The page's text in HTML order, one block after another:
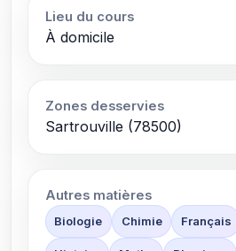
Lieu du cours
À domicile
Zones desservies
Sartrouville (78500)
Autres matières
Biologie Chimie Français